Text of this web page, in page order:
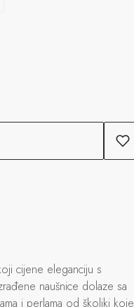
cijene eleganciju s
naušnice dolaze sa
i perlama od školjki koje